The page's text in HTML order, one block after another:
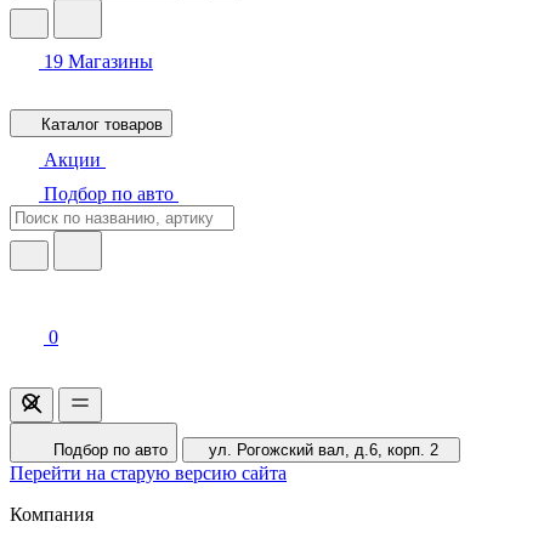
19 Магазины
Каталог товаров
Акции
Подбор по авто
0
Подбор по авто ул. Рогожский вал, д.6, корп. 2
Перейти на старую версию сайта
Компания